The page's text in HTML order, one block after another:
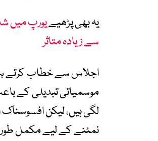
یہ بھی پڑھیے
سے زیادہ متاثر
اجلاس سے خطاب کرتے
موسمیاتی تبدیلی کے
لگی ہیں، لیکن
نمٹنے کے لیے مکمل طور